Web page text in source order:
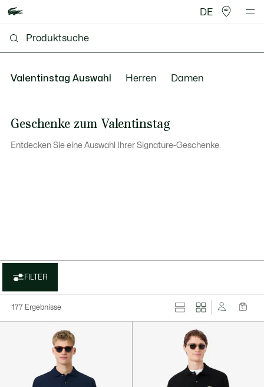
DE
Valentinstag Auswahl Herren Damen
Geschenke zum Valentinstag
Entdecken Sie eine Auswahl Ihrer Signature-Geschenke.
FILTER
177 Ergebnisse